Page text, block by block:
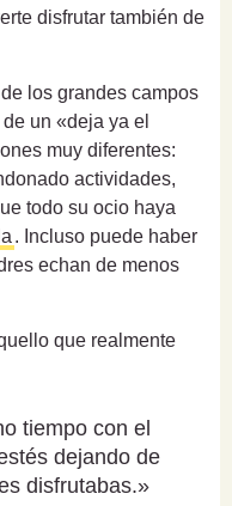
disfrutar también de
los grandes campos
un «deja ya el
muy diferentes:
actividades,
todo su ocio haya
. Incluso puede haber
echan de menos
que realmente
tiempo con el
dejando de
disfrutabas.»